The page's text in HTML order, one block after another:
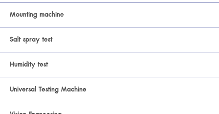
Mounting machine
Salt spray test
Humidity test
Universal Testing Machine